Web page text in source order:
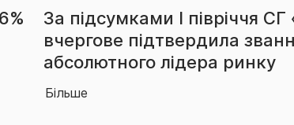
Збори СГ «ТАС» за 6 місяців
перевищили 3,85 млрд грн
Більше